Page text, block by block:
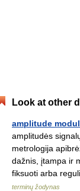
Look at other
amplitude
amplitudės
metrologija
dažnis, įtampa ir
fiksuoti arba
terminų žodynas